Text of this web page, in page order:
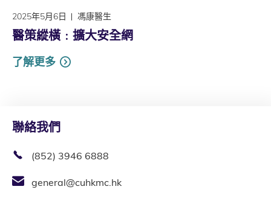
2025年5月6日 馮康醫生
醫策縱橫﹕擴大安全網
了解更多
聯絡我們
(852) 3946 6888
general@cuhkmc.hk